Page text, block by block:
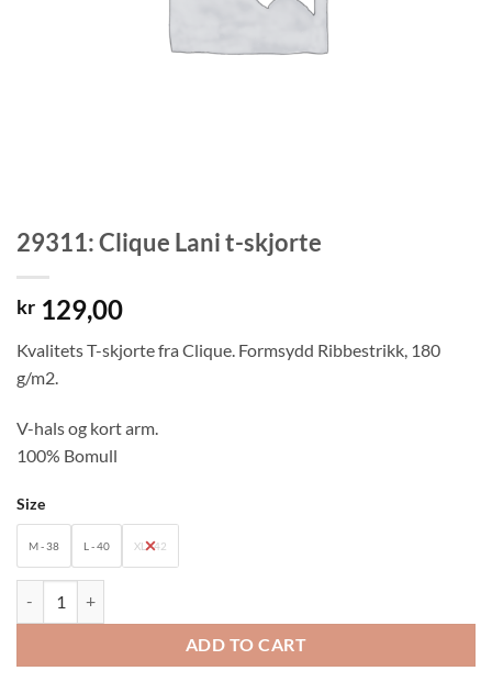
29311: Clique Lani t-skjorte
kr 129,00
Kvalitets T-skjorte fra Clique. Formsydd Ribbestrikk, 180
g/m2.
V-hals og kort arm.
100% Bomull
Size
M - 38 L - 40 XL - 42
ADD TO CART